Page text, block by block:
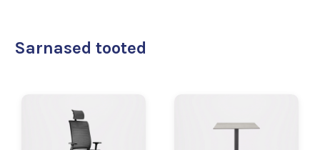
Sarnased tooted